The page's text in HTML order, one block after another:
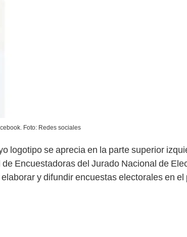
Foto: Redes sociales
logotipo se aprecia en la parte superior
Encuestadoras del Jurado Nacional de
y difundir encuestas electorales en el